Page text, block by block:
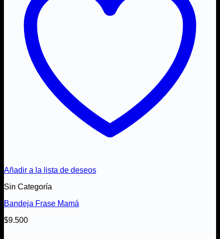
Añadir a la lista de deseos
Sin Categoría
Bandeja Frase Mamá
$9.500